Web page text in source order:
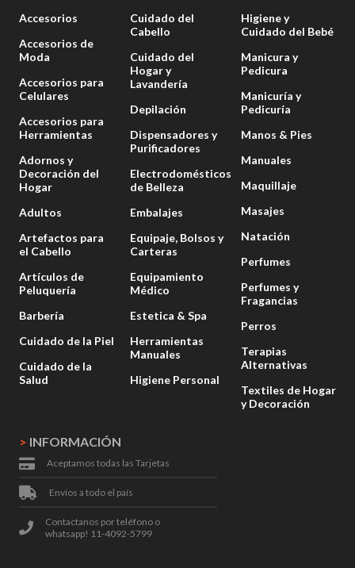
> INFORMACIÓN
Aceptamos todas las Tarjetas
Envíos a todo el país
Contactanos por teléfono o
whatsapp! 11-4092-5799
Accesorios
Accesorios de
Moda
Accesorios para
Celulares
Accesorios para
Herramientas
Adornos y
Decoración del
Hogar
Adultos
Artefactos para
el Cabello
Artículos de
Peluquería
Barbería
Cuidado de la Piel
Cuidado de la
Salud
Cuidado del
Cabello
Cuidado del
Hogar y
Lavandería
Depilación
Dispensadores y
Purificadores
Electrodomésticos
de Belleza
Embalajes
Equipaje, Bolsos y
Carteras
Equipamiento
Médico
Estetica & Spa
Herramientas
Manuales
Higiene Personal
Higiene y
Cuidado del Bebé
Manicura y
Pedicura
Manicuría y
Pedicuría
Manos & Pies
Manuales
Maquillaje
Masajes
Natación
Perfumes
Perfumes y
Fragancias
Perros
Terapias
Alternativas
Textiles de Hogar
y Decoración